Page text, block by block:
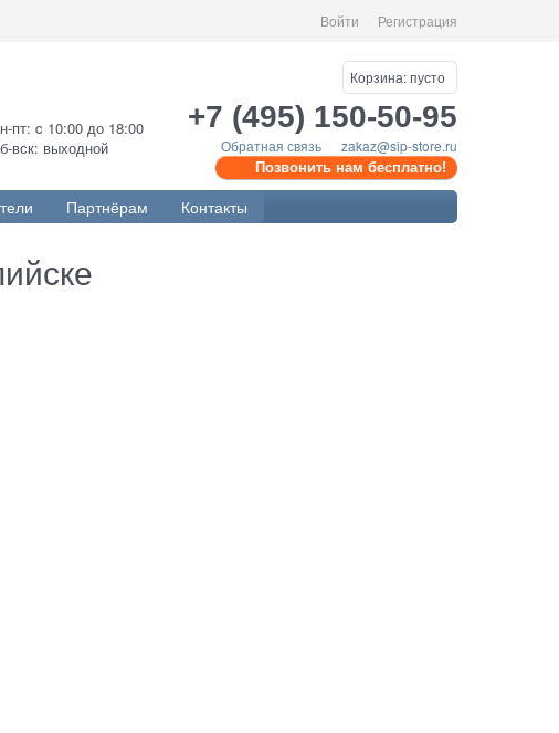
Войти Регистрация
пт: c 10:00 до 18:00
вск: выходной
Корзина:пусто
+7 (495) 150-50-95
Обратная связь zakaz@sip-store.ru
Позвонить нам бесплатно!
Партнёрам Контакты